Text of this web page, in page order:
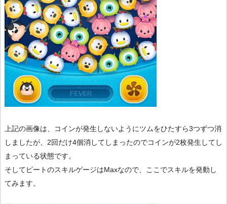
上記の画像は、コインが発生しないようにツムをひたすら3つずつ消
しましたが、2回だけ4個消してしまったのでコインが2枚発生してし
まっている状態です。
そしてピートのスキルゲージはMaxなので、ここでスキルを発動し
てみます。